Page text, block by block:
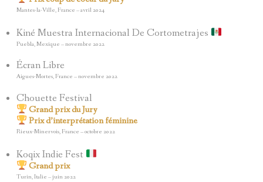
Mantes-la-Ville, France – avril 2024
Kiné Muestra Internacional De Cortometrajes
Puebla, Mexique – novembre 2022
Écran Libre
Aigues-Mortes, France – novembre 2022
Chouette Festival
Grand prix du Jury
Prix d’interprétation féminine
Rieux-Minervois, France – octobre 2022
Koqix Indie Fest
Grand prix
Turin, Italie – juin 2022